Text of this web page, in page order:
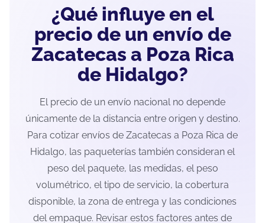
¿Qué influye en el
precio de un envío de
Zacatecas a Poza Rica
de Hidalgo?
El precio de un envío nacional no depende
únicamente de la distancia entre origen y destino.
Para cotizar envíos de Zacatecas a Poza Rica de
Hidalgo, las paqueterías también consideran el
peso del paquete, las medidas, el peso
volumétrico, el tipo de servicio, la cobertura
disponible, la zona de entrega y las condiciones
del empaque. Revisar estos factores antes de